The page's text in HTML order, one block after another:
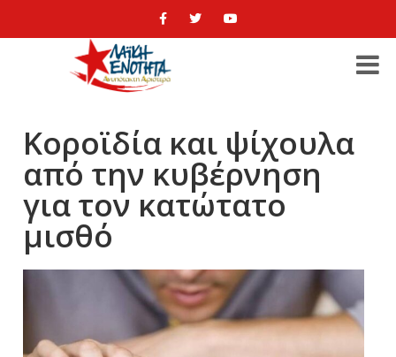
Κοροϊδία και ψίχουλα
από την κυβέρνηση
για τον κατώτατο
μισθό